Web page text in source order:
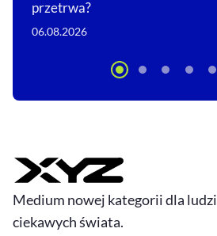
przetrwa?
06.08.2026
Medium nowej kategorii dla ludzi
ciekawych świata.